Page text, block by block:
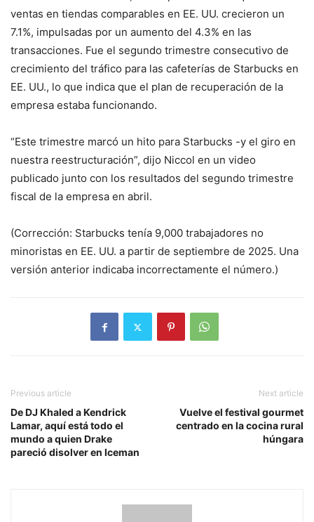
ventas en tiendas comparables en EE. UU. crecieron un
7.1%, impulsadas por un aumento del 4.3% en las
transacciones. Fue el segundo trimestre consecutivo de
crecimiento del tráfico para las cafeterías de Starbucks en
EE. UU., lo que indica que el plan de recuperación de la
empresa estaba funcionando.
“Este trimestre marcó un hito para Starbucks -y el giro en
nuestra reestructuración”, dijo Niccol en un video
publicado junto con los resultados del segundo trimestre
fiscal de la empresa en abril.
(Corrección: Starbucks tenía 9,000 trabajadores no
minoristas en EE. UU. a partir de septiembre de 2025. Una
versión anterior indicaba incorrectamente el número.)
Previous article
De DJ Khaled a Kendrick
Lamar, aquí está todo el
mundo a quien Drake
pareció disolver en Iceman
Next article
Vuelve el festival gourmet
centrado en la cocina rural
húngara